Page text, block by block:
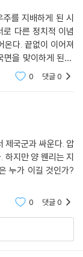
주를 지배하게 된 시
다른 정치적 이념
온다. 끝없이 이어져
을 맞이하게 된다.
양 웬리. 두 영웅이
0 댓글0
제국군과 싸운다. 압
하지만 양 웬리는 지
누가 이길 것인가?
0 댓글0